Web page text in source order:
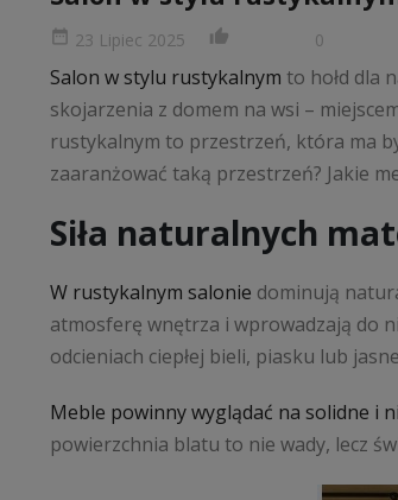
date_range 23 Lipiec 2025 thumb_up_alt 0
Salon w stylu rustykalnym to hołd dla
skojarzenia z domem na wsi –
rustykalnym to przestrzeń, która ma
zaaranżować taką przestrzeń? Jakie
Siła naturalnych
W rustykalnym salonie dominują
atmosferę wnętrza i wprowadzają do
odcieniach ciepłej bieli, piasku lub
Meble powinny wyglądać na solidne i
powierzchnia blatu to nie wady, lecz